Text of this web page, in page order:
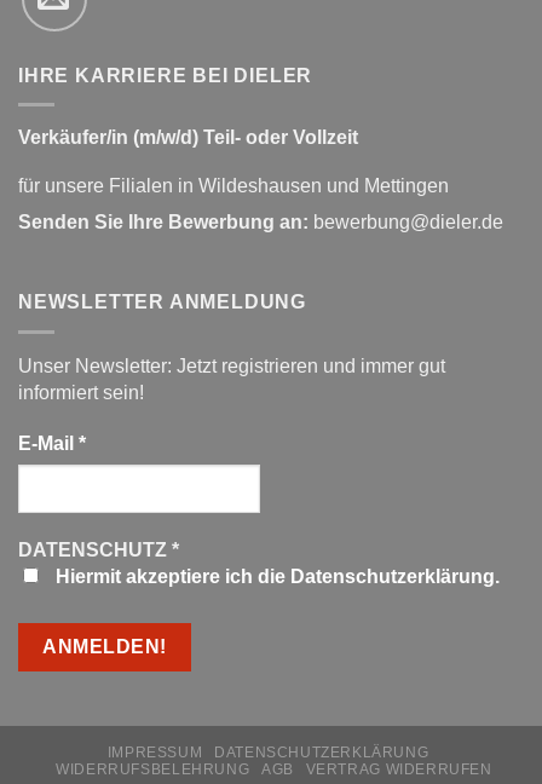
IHRE KARRIERE BEI DIELER
Verkäufer/in (m/w/d) Teil- oder Vollzeit
für unsere Filialen in Wildeshausen und Mettingen
Senden Sie Ihre Bewerbung an: bewerbung@dieler.de
NEWSLETTER ANMELDUNG
Unser Newsletter: Jetzt registrieren und immer gut
informiert sein!
E-Mail *
DATENSCHUTZ *
Hiermit akzeptiere ich die Datenschutzerklärung.
IMPRESSUM
DATENSCHUTZERKLÄRUNG
WIDERRUFSBELEHRUNG
AGB VERTRAG WIDERRUFEN